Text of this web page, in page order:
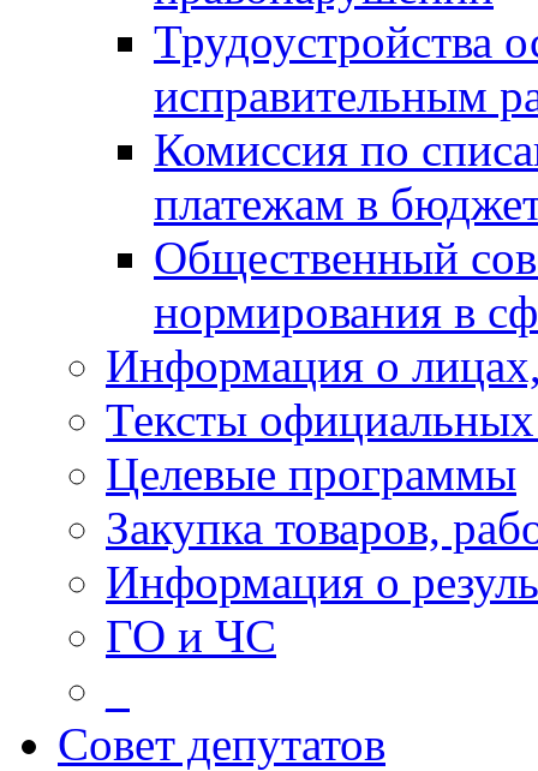
Трудоустройства
исправительным
Комиссия по
платежам в
Общественный
нормирования в
Информация о
Тексты
Целевые программы
Закупка товаров,
Информация о
ГО и ЧС
Совет депутатов